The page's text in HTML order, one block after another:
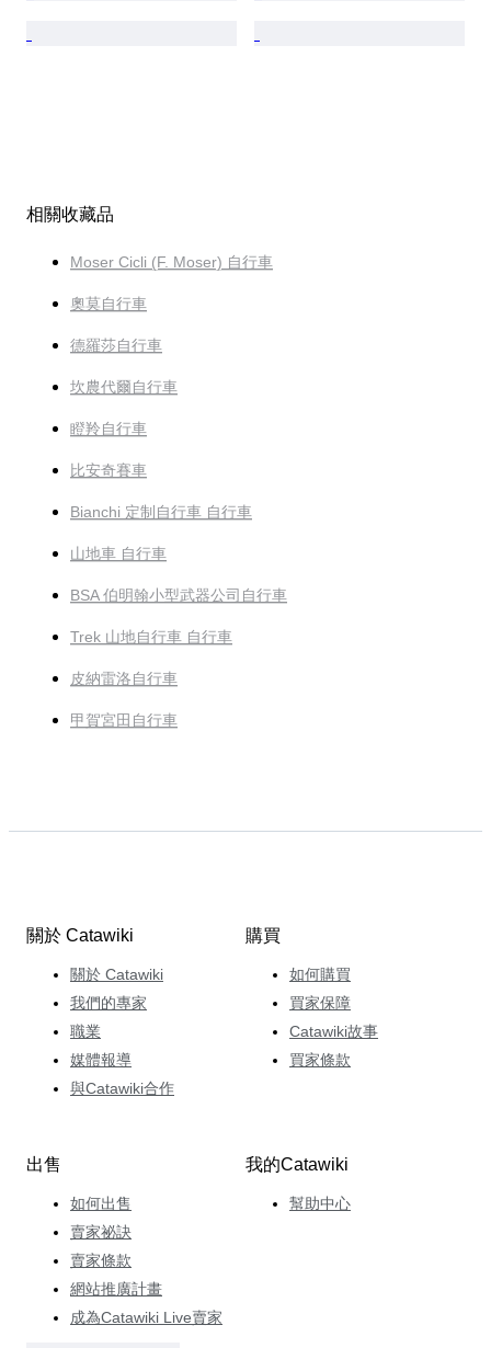
相關收藏品
Moser Cicli (F. Moser) 自行車
奧莫自行車
德羅莎自行車
坎農代爾自行車
瞪羚自行車
比安奇賽車
Bianchi 定制自行車 自行車
山地車 自行車
BSA 伯明翰小型武器公司自行車
Trek 山地自行車 自行車
皮納雷洛自行車
甲賀宮田自行車
關於 Catawiki
關於 Catawiki
我們的專家
職業
媒體報導
與Catawiki合作
購買
如何購買
買家保障
Catawiki故事
買家條款
出售
如何出售
賣家祕訣
賣家條款
網站推廣計畫
成為Catawiki Live賣家
我的Catawiki
幫助中心